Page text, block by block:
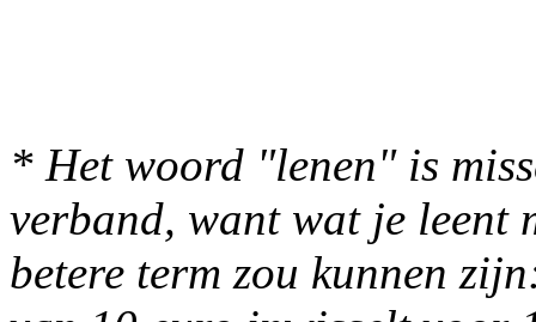
* Het woord "lenen" is
verband, want wat je leent
betere term zou kunnen